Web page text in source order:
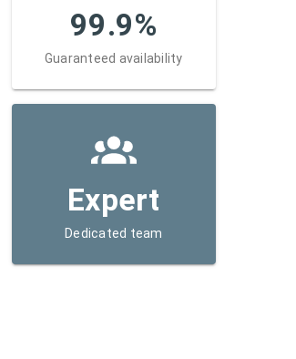
99.9%
Guaranteed availability
Expert
Dedicated team